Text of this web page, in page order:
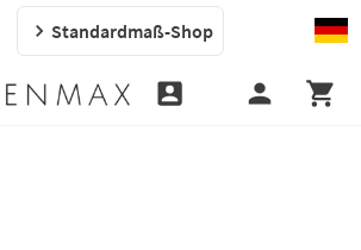
Standardmaß-Shop